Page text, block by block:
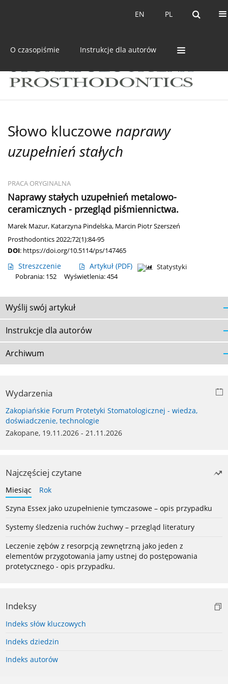
PL
EN PL
EN
O czasopiśmie Instrukcje dla autorów
Słowo kluczowe naprawy
uzupełnień stałych
PRACA ORYGINALNA
Naprawy stałych uzupełnień metalowo-
ceramicznych - przegląd piśmiennictwa.
Marek Mazur, Katarzyna Pindelska, Marcin Piotr Szerszeń
Prosthodontics 2022;72(1):84-95
DOI: https://doi.org/10.5114/ps/147465
Streszczenie Artykuł (PDF)
Statystyki
Pobrania: 152
Wyświetlenia: 454
Wyślij swój artykuł
Instrukcje dla autorów
Archiwum
Wydarzenia
Zakopiańskie Forum Protetyki Stomatologicznej - wiedza,
doświadczenie, technologie
Zakopane, 19.11.2026 - 21.11.2026
Najczęściej czytane
Miesiąc
Rok
Szyna Essex jako uzupełnienie tymczasowe – opis przypadku
Systemy śledzenia ruchów żuchwy – przegląd literatury
Leczenie zębów z resorpcją zewnętrzną jako jeden z
elementów przygotowania jamy ustnej do postępowania
protetycznego - opis przypadku.
Indeksy
Indeks słów kluczowych
Indeks dziedzin
Indeks autorów